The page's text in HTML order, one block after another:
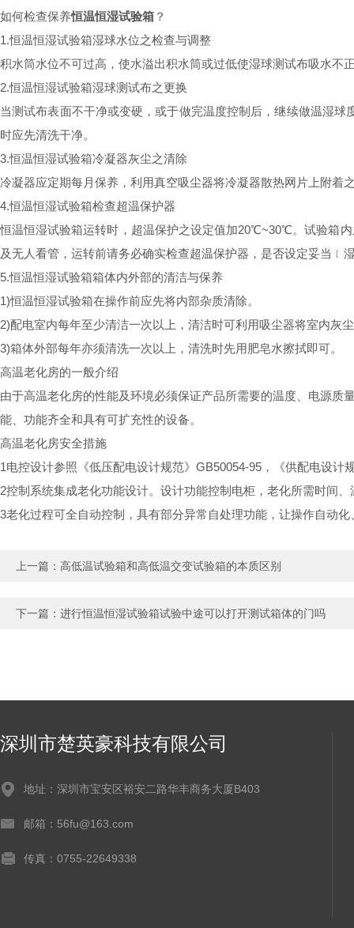
如何检查保养恒温恒湿试验箱 ？
1.恒温恒湿试验箱湿球水位之检查与调整
积水筒水位不可过高，使水溢出积水筒或过低使湿球测试布吸水
2.恒温恒湿试验箱湿球测试布之更换
当测试布表面不干净或变硬，或于做完温度控制后，继续做温湿
时应先清洗干净。
3.恒温恒湿试验箱冷凝器灰尘之清除
冷凝器应定期每月保养，利用真空吸尘器将冷凝器散热网片上附着
4.恒温恒湿试验箱检查超温保护器
恒温恒湿试验箱运转时，超温保护之设定值加20℃~30℃。试验箱
及无人看管，运转前请务必确实检查超温保护器，是否设定妥当﹝
5.恒温恒湿试验箱箱体内外部的清洁与保养
1)恒温恒湿试验箱在操作前应先将内部杂质清除。
2)配电室内每年至少清洁一次以上，清洁时可利用吸尘器将室内灰
3)箱体外部每年亦须清洗一次以上，清洗时先用肥皂水擦拭即可。
高温老化房的一般介绍
由于高温老化房的性能及环境必须保证产品所需要的温度、电源
能、功能齐全和具有可扩充性的设备。
高温老化房安全措施
1电控设计参照《低压配电设计规范》GB50054-95，《供配电设
2控制系统集成老化功能设计。设计功能控制电柜，老化所需时间
3老化过程可全自动控制，具有部分异常自处理功能，让操作自动化
上一篇： 高低温试验箱和高低温交变试验箱的本质区别
下一篇： 进行恒温恒湿试验箱试验中途可以打开测试箱体的门吗
深圳市楚英豪科技有限公司
地址：深圳市宝安区裕安二路华丰商务大厦B403
邮箱：56fu@163.com
传真：0755-22649338